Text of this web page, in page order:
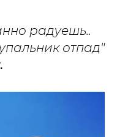
радуешь..
отпад"